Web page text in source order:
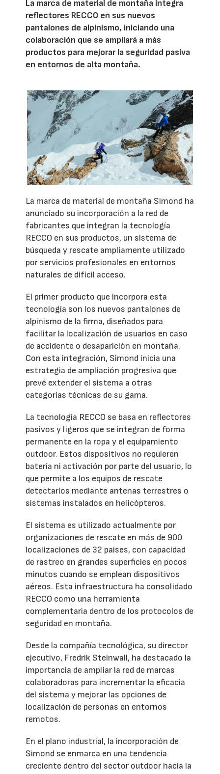
La marca de material de montaña integra
reflectores RECCO en sus nuevos
pantalones de alpinismo, iniciando una
colaboración que se ampliará a más
productos para mejorar la seguridad pasiva
en entornos de alta montaña.
La marca de material de montaña Simond ha
anunciado su incorporación a la red de
fabricantes que integran la tecnología
RECCO en sus productos, un sistema de
búsqueda y rescate ampliamente utilizado
por servicios profesionales en entornos
naturales de difícil acceso.
El primer producto que incorpora esta
tecnología son los nuevos pantalones de
alpinismo de la firma, diseñados para
facilitar la localización de usuarios en caso
de accidente o desaparición en montaña.
Con esta integración, Simond inicia una
estrategia de ampliación progresiva que
prevé extender el sistema a otras
categorías técnicas de su gama.
La tecnología RECCO se basa en reflectores
pasivos y ligeros que se integran de forma
permanente en la ropa y el equipamiento
outdoor. Estos dispositivos no requieren
batería ni activación por parte del usuario, lo
que permite a los equipos de rescate
detectarlos mediante antenas terrestres o
sistemas instalados en helicópteros.
El sistema es utilizado actualmente por
organizaciones de rescate en más de 900
localizaciones de 32 países, con capacidad
de rastreo en grandes superficies en pocos
minutos cuando se emplean dispositivos
aéreos. Esta infraestructura ha consolidado
RECCO como una herramienta
complementaria dentro de los protocolos de
seguridad en montaña.
Desde la compañía tecnológica, su director
ejecutivo, Fredrik Steinwall, ha destacado la
importancia de ampliar la red de marcas
colaboradoras para incrementar la eficacia
del sistema y mejorar las opciones de
localización de personas en entornos
remotos.
En el plano industrial, la incorporación de
Simond se enmarca en una tendencia
creciente dentro del sector outdoor hacia la